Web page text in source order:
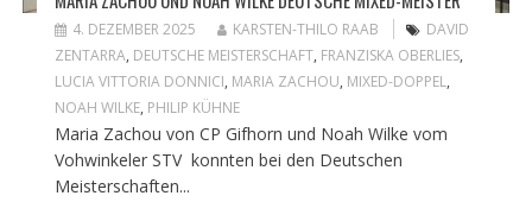
4. DEZEMBER 2025 KARSTEN-THILO RAAB
DAVID
ZENTARRA, DEUTSCHE MEISTERSCHAFT, FRANZISKA OBERLIES,
LUCIA VITTORIA DONNICI, MARIA ZACHOU, MIXED-DOPPEL,
NOAH WILKE, PHILIP KÜHNE
Maria Zachou von CP Gifhorn und Noah Wilke vom
Vohwinkeler STV konnten bei den Deutschen
Meisterschaften...